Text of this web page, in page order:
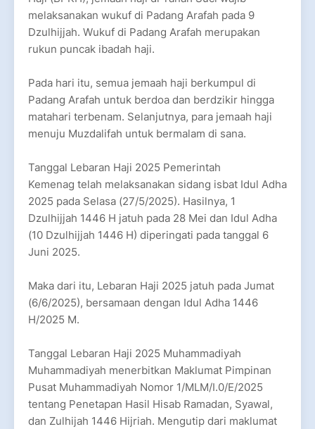
melaksanakan wukuf di Padang Arafah pada 9
Dzulhijjah. Wukuf di Padang Arafah merupakan
rukun puncak ibadah haji.
Pada hari itu, semua jemaah haji berkumpul di
Padang Arafah untuk berdoa dan berdzikir hingga
matahari terbenam. Selanjutnya, para jemaah haji
menuju Muzdalifah untuk bermalam di sana.
Tanggal Lebaran Haji 2025 Pemerintah
Kemenag telah melaksanakan sidang isbat Idul Adha
2025 pada Selasa (27/5/2025). Hasilnya, 1
Dzulhijjah 1446 H jatuh pada 28 Mei dan Idul Adha
(10 Dzulhijjah 1446 H) diperingati pada tanggal 6
Juni 2025.
Maka dari itu, Lebaran Haji 2025 jatuh pada Jumat
(6/6/2025), bersamaan dengan Idul Adha 1446
H/2025 M.
Tanggal Lebaran Haji 2025 Muhammadiyah
Muhammadiyah menerbitkan Maklumat Pimpinan
Pusat Muhammadiyah Nomor 1/MLM/I.0/E/2025
tentang Penetapan Hasil Hisab Ramadan, Syawal,
dan Zulhijah 1446 Hijriah. Mengutip dari maklumat